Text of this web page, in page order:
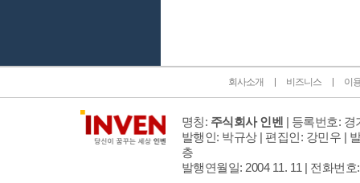
회사소개 비즈니스 이
명칭: 주식회사 인벤 | 등록번호: 경
발행인: 박규상 | 편집인: 강민우 |
층
발행연월일: 2004 11. 11 | 전화번호